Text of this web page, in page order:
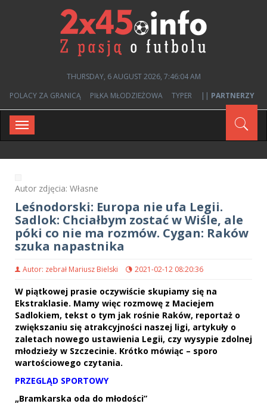
THURSDAY, 6 AUGUST 2026, 7:46:05 AM
POLACY ZA GRANICĄ
PIŁKA MŁODZIEŻOWA TYPER || PARTNERZY
Toggle
navigation
Autor zdjęcia: Własne
Leśnodorski: Europa nie ufa Legii.
Sadlok: Chciałbym zostać w Wiśle, ale
póki co nie ma rozmów. Cygan: Raków
szuka napastnika
Autor: zebrał Mariusz Bielski 2021-02-12 08:20:36
W piątkowej prasie oczywiście skupiamy się na
Ekstraklasie. Mamy więc rozmowę z Maciejem
Sadlokiem, tekst o tym jak rośnie Raków, reportaż o
zwiększaniu się atrakcyjności naszej ligi, artykuły o
zaletach nowego ustawienia Legii, czy wysypie zdolnej
młodzieży w Szczecinie. Krótko mówiąc – sporo
wartościowego czytania.
PRZEGLĄD SPORTOWY
„Bramkarska oda do młodości”